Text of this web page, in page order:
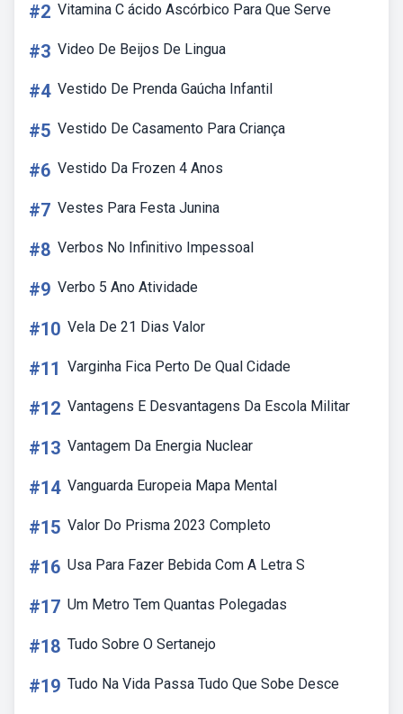
#2 Vitamina C ácido Ascórbico Para Que Serve
#3 Video De Beijos De Lingua
#4 Vestido De Prenda Gaúcha Infantil
#5 Vestido De Casamento Para Criança
#6 Vestido Da Frozen 4 Anos
#7 Vestes Para Festa Junina
#8 Verbos No Infinitivo Impessoal
#9 Verbo 5 Ano Atividade
#10 Vela De 21 Dias Valor
#11 Varginha Fica Perto De Qual Cidade
#12 Vantagens E Desvantagens Da Escola Militar
#13 Vantagem Da Energia Nuclear
#14 Vanguarda Europeia Mapa Mental
#15 Valor Do Prisma 2023 Completo
#16 Usa Para Fazer Bebida Com A Letra S
#17 Um Metro Tem Quantas Polegadas
#18 Tudo Sobre O Sertanejo
#19 Tudo Na Vida Passa Tudo Que Sobe Desce